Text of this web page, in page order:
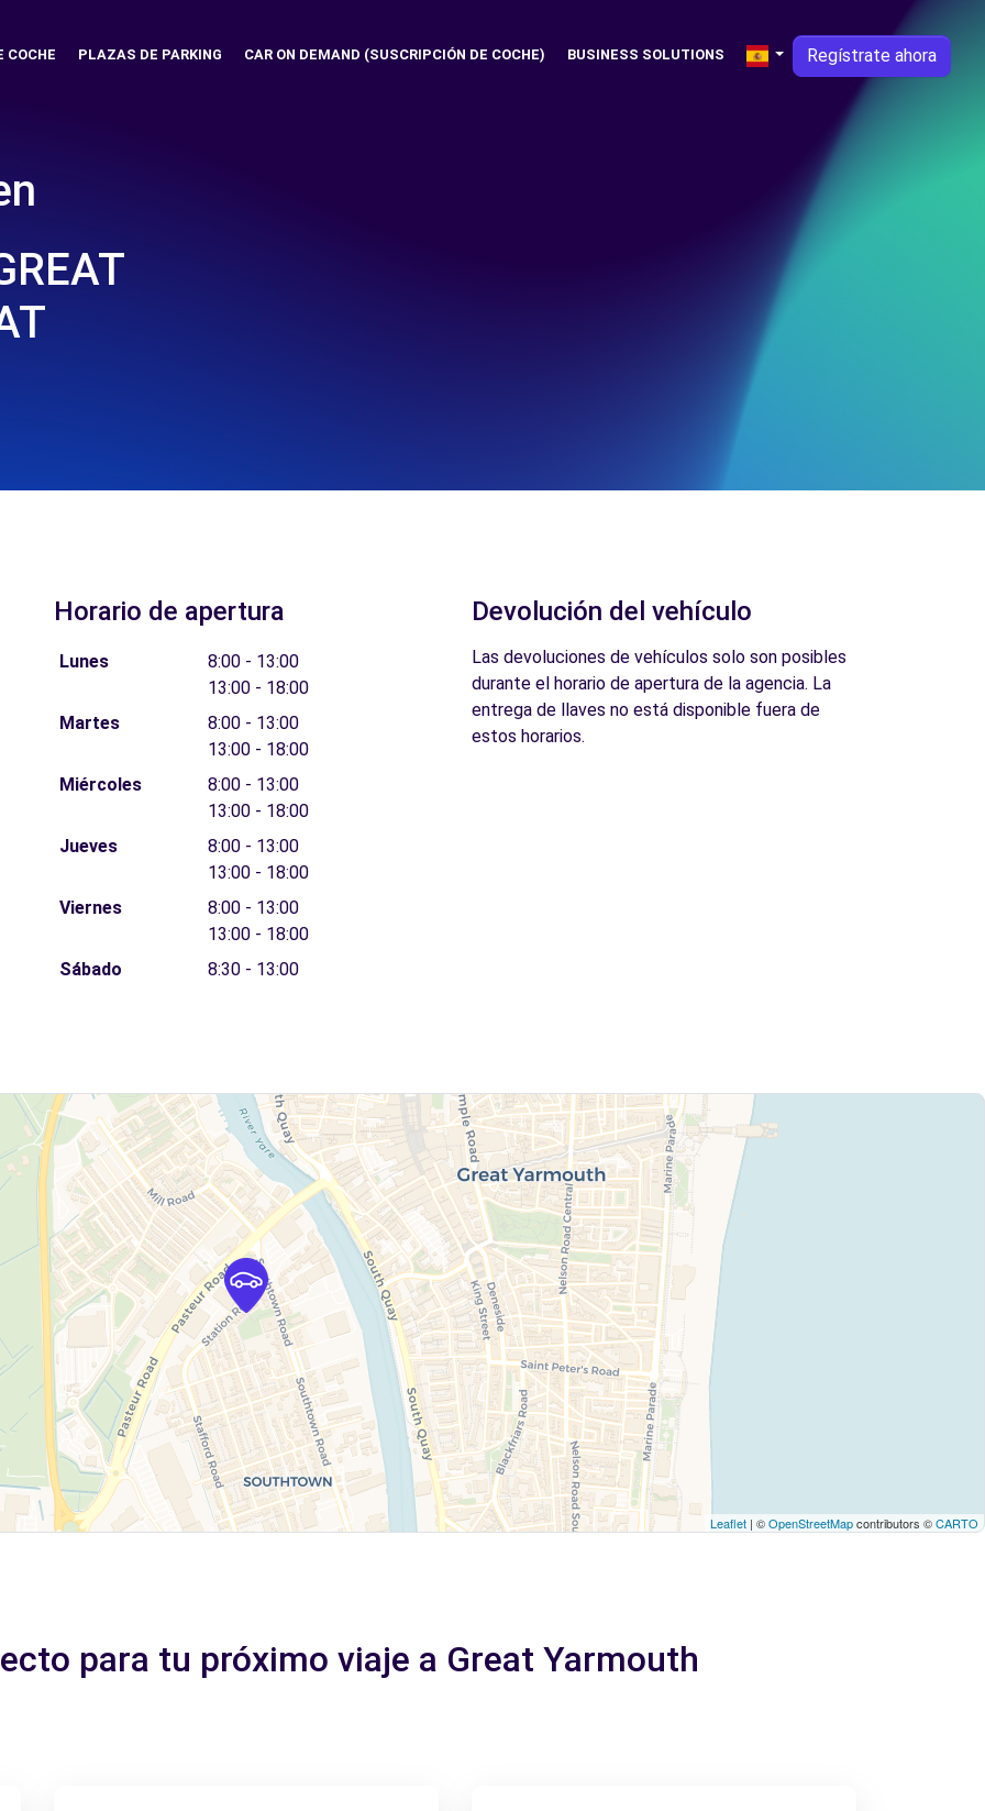
COCHE PLAZAS DE PARKING CAR ON DEMAND (SUSCRIPCIÓN DE COCHE) BUSINESS SOLUTIONS Regístrate ahora
Horario de apertura
Lunes
8:00 - 13:00
13:00 - 18:00
Martes
8:00 - 13:00
13:00 - 18:00
Miércoles
8:00 - 13:00
13:00 - 18:00
Jueves
8:00 - 13:00
13:00 - 18:00
Viernes
8:00 - 13:00
13:00 - 18:00
Sábado
8:30 - 13:00
Devolución del vehículo
Las devoluciones de vehículos solo son posibles
durante el horario de apertura de la agencia. La
entrega de llaves no está disponible fuera de
estos horarios.
Leaflet | ©OpenStreetMapcontributors ©CARTO
para tu próximo viaje a Great Yarmouth